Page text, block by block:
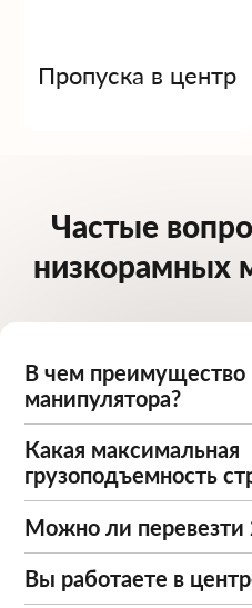
Пропуска в центр
Частые
низкорамных
В чем преимущество
манипулятора?
Какая максимальная
грузоподъемность
Можно ли перевезти
Вы работаете в